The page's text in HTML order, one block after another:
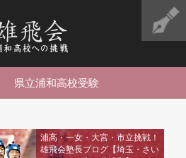
県立浦和高校受験
浦高・一女・大宮・市立挑戦！
雄飛会塾長ブログ【埼玉・さい